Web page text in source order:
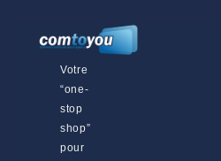
Votre
“one-
stop
shop”
pour